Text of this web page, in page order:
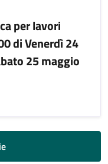
per lavori
di Venerdì 24
25 maggio